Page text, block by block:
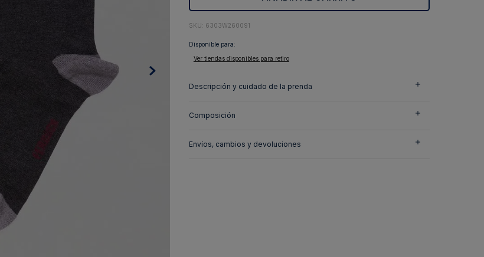
: 6303W260091
Disponible para:
Ver tiendas disponibles para retiro
Descripción y cuidado de la prenda
Composición
Envíos, cambios y devoluciones